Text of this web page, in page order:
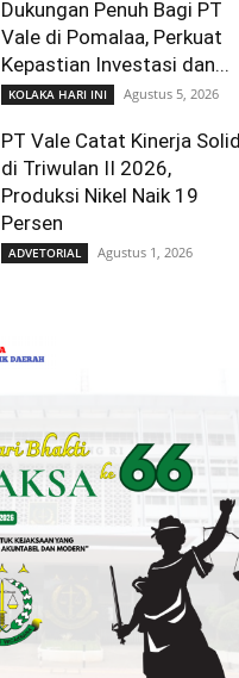
Dukungan Penuh Bagi PT
Vale di Pomalaa, Perkuat
Kepastian Investasi dan...
KOLAKA HARI INI Agustus 5, 2026
PT Vale Catat Kinerja Solid
di Triwulan II 2026,
Produksi Nikel Naik 19
Persen
ADVETORIAL Agustus 1, 2026